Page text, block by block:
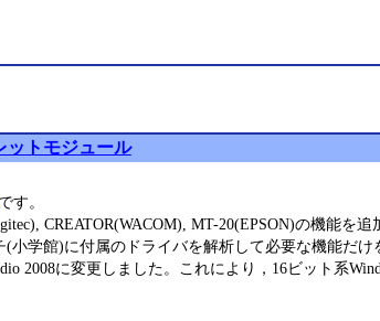
ットモジュール
す。
CREATOR(WACOM), MT-20(EPSON)の機能を
(小学館)に付属のドライバを解析して必要な機能だ
2008に変更しました。これにより，16ビット系